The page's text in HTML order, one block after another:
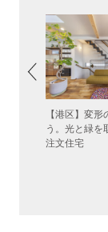
【港区】変
う。光と緑を
注文住宅